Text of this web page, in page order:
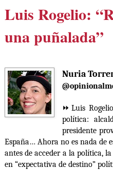
Luis Rogelio:
una puñalada”
Nuria
⏩Luis
política:
presidente
España… Ahora no es nada de
antes de acceder a la política,
en “expectativa de destino”